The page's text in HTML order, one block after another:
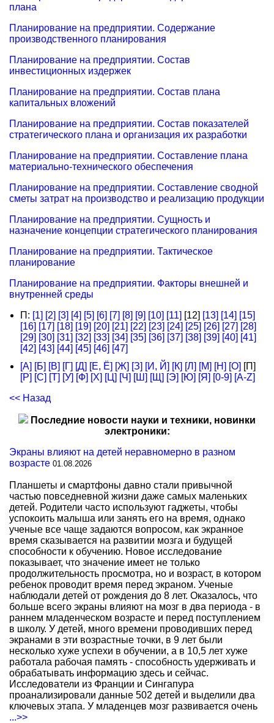
плана
Планирование на предприятии. Содержание
производственного планирования
Планирование на предприятии. Состав
инвестиционных издержек
Планирование на предприятии. Состав плана
капитальных вложений
Планирование на предприятии. Состав показателей
стратегического плана и организация их разработки
Планирование на предприятии. Составление плана
материально-технического обеспечения
Планирование на предприятии. Составление сводной
сметы затрат на производство и реализацию продукции
Планирование на предприятии. Сущность и
назначение концепции стратегического планирования
Планирование на предприятии. Тактическое
планирование
Планирование на предприятии. Факторы внешней и
внутренней среды
П: [1] [2] [3] [4] [5] [6] [7] [8] [9] [10] [11] [12] [13] [14] [15]
[16] [17] [18] [19] [20] [21] [22] [23] [24] [25] [26] [27] [28]
[29] [30] [31] [32] [33] [34] [35] [36] [37] [38] [39] [40] [41]
[42] [43] [44] [45] [46] [47]
[А] [Б] [В] [Г] [Д] [Е, Ё] [Ж] [З] [И, Й] [К] [Л] [М] [Н] [О] [П]
[Р] [С] [Т] [У] [Ф] [Х] [Ц] [Ч] [Ш] [Щ] [Э] [Ю] [Я] [0-9] [A-Z]
<< Назад
Последние новости науки и техники, новинки
электроники:
Экраны влияют на детей неравномерно в разном
возрасте 01.08.2026
Планшеты и смартфоны давно стали привычной
частью повседневной жизни даже самых маленьких
детей. Родители часто используют гаджеты, чтобы
успокоить малыша или занять его на время, однако
ученые все чаще задаются вопросом, как экранное
время сказывается на развитии мозга и будущей
способности к обучению. Новое исследование
показывает, что значение имеет не только
продолжительность просмотра, но и возраст, в котором
ребенок проводит время перед экраном. Ученые
наблюдали детей от рождения до 8 лет. Оказалось, что
больше всего экраны влияют на мозг в два периода - в
раннем младенческом возрасте и перед поступлением
в школу. У детей, много времени проводивших перед
экранами в эти возрастные точки, в 9 лет были
несколько хуже успехи в обучении, а в 10,5 лет хуже
работала рабочая память - способность удерживать и
обрабатывать информацию здесь и сейчас.
Исследователи из Франции и Сингапура
проанализировали данные 502 детей и выделили два
ключевых этапа. У младенцев мозг развивается очень
...>>